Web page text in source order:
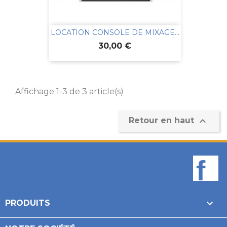
LOCATION CONSOLE DE MIXAGE...
Prix
30,00 €
Affichage 1-3 de 3 article(s)
Retour en haut 
PRODUITS 